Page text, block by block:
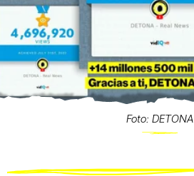
Foto: DETONA